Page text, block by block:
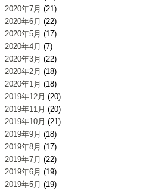
2020年7月 (21)
2020年6月 (22)
2020年5月 (17)
2020年4月 (7)
2020年3月 (22)
2020年2月 (18)
2020年1月 (18)
2019年12月 (20)
2019年11月 (20)
2019年10月 (21)
2019年9月 (18)
2019年8月 (17)
2019年7月 (22)
2019年6月 (19)
2019年5月 (19)